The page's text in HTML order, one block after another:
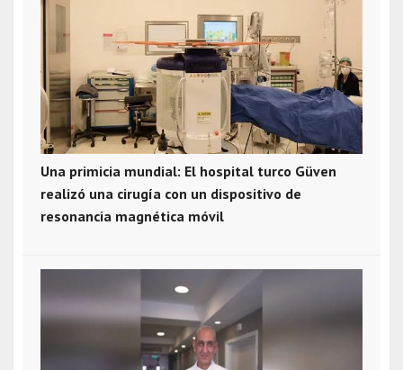
Una primicia mundial: El hospital turco Güven
realizó una cirugía con un dispositivo de
resonancia magnética móvil